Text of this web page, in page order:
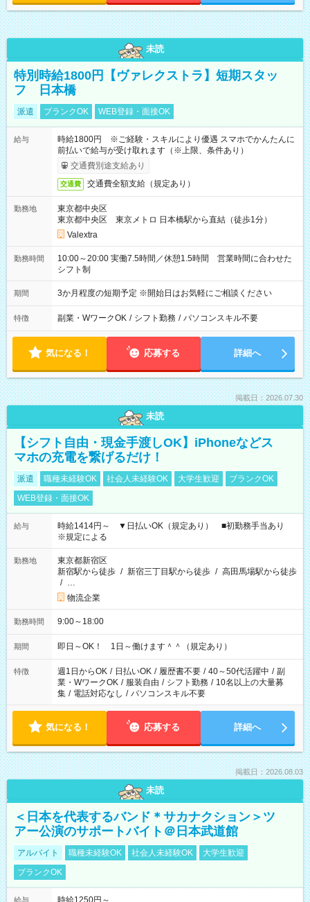
未読
特別時給1800円【ヴァレクストラ】短期スタッ
フ 日本橋
派遣 ブランクOK WEB登録・面接OK
給与
時給1800円 ※ご経験・スキルにより優遇 スマホでかんたんに
前払いで給与が受け取れます（※上限、条件あり）
交通費別途支給あり
交通費 交通費全額支給（規定あり）
勤務地
東京都中央区
東京都中央区 東京メトロ 日本橋駅から直結（徒歩1分）
Valextra
勤務時間
10:00～20:00 実働7.5時間／休憩1.5時間 営業時間に合わせた
シフト制
期間 3か月程度の短期予定 ※開始日はお気軽にご相談ください
特徴 副業・WワークOK / シフト勤務 / パソコンスキル不要
気になる！ 応募する 詳細へ
掲載日：2026.07.30
未読
【シフト自由・現金手渡しOK】iPhoneなどス
マホの充電を繋げるだけ！
派遣 職種未経験OK 社会人未経験OK 大学生歓迎
ブランクOK
WEB登録・面接OK
給与
時給1414円～ ▼日払いOK（規定あり） ■初勤務手当あり
※規定による
勤務地
東京都新宿区
新宿駅から徒歩 / 新宿三丁目駅から徒歩 / 高田馬場駅から徒歩
/ …
物流企業
勤務時間 9:00～18:00
期間 即日～OK！ 1日～働けます＾＾（規定あり）
特徴 週1日からOK / 日払いOK / 履歴書不要 / 40～50代活躍中 / 副
業・WワークOK / 服装自由 / シフト勤務 / 10名以上の大量募
集 / 電話対応なし / パソコンスキル不要
気になる！ 応募する 詳細へ
掲載日：2026.08.03
未読
＜日本を代表するバンド＊サカナクション＞ツ
アー公演のサポートバイト＠日本武道館
アルバイト 職種未経験OK 社会人未経験OK
大学生歓迎
ブランクOK
給与 時給1250円～